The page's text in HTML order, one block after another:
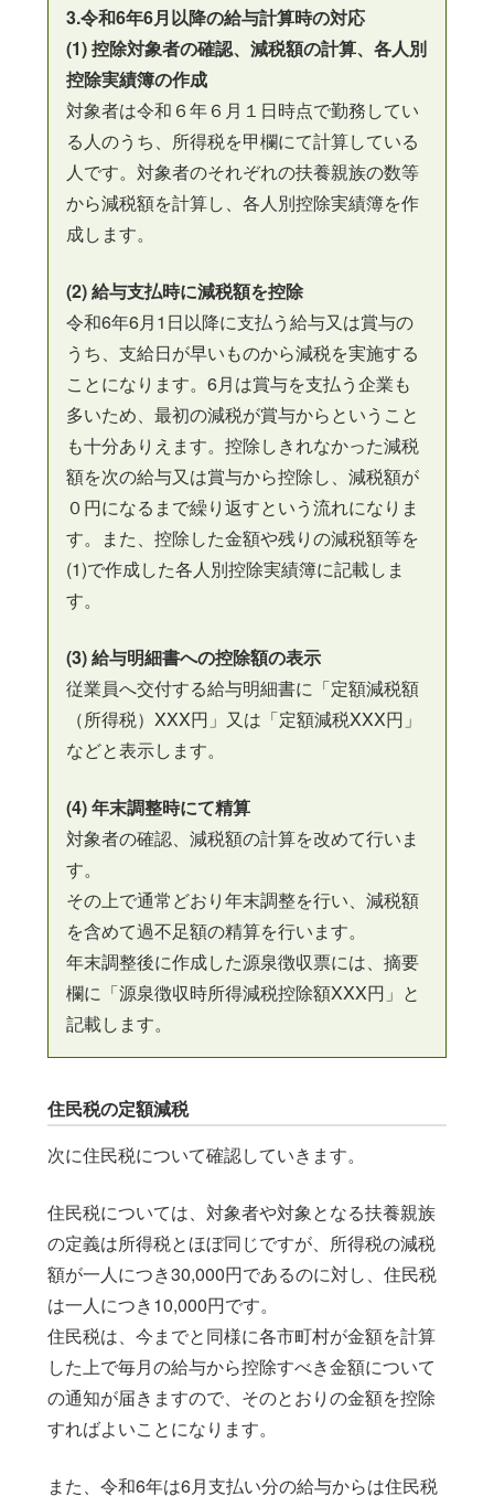
3.令和6年6月以降の給与計算時の対応
(1) 控除対象者の確認、減税額の計算、各人別
控除実績簿の作成
対象者は令和６年６月１日時点で勤務してい
る人のうち、所得税を甲欄にて計算している
人です。対象者のそれぞれの扶養親族の数等
から減税額を計算し、各人別控除実績簿を作
成します。
(2) 給与支払時に減税額を控除
令和6年6月1日以降に支払う給与又は賞与の
うち、支給日が早いものから減税を実施する
ことになります。6月は賞与を支払う企業も
多いため、最初の減税が賞与からということ
も十分ありえます。控除しきれなかった減税
額を次の給与又は賞与から控除し、減税額が
０円になるまで繰り返すという流れになりま
す。また、控除した金額や残りの減税額等を
(1)で作成した各人別控除実績簿に記載しま
す。
(3) 給与明細書への控除額の表示
従業員へ交付する給与明細書に「定額減税額
（所得税）XXX円」又は「定額減税XXX円」
などと表示します。
(4) 年末調整時にて精算
対象者の確認、減税額の計算を改めて行いま
す。
その上で通常どおり年末調整を行い、減税額
を含めて過不足額の精算を行います。
年末調整後に作成した源泉徴収票には、摘要
欄に「源泉徴収時所得減税控除額XXX円」と
記載します。
住民税の定額減税
次に住民税について確認していきます。
住民税については、対象者や対象となる扶養親族
の定義は所得税とほぼ同じですが、所得税の減税
額が一人につき30,000円であるのに対し、住民税
は一人につき10,000円です。
住民税は、今までと同様に各市町村が金額を計算
した上で毎月の給与から控除すべき金額について
の通知が届きますので、そのとおりの金額を控除
すればよいことになります。
また、令和6年は6月支払い分の給与からは住民税